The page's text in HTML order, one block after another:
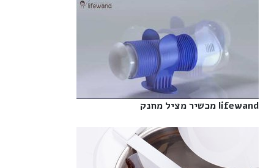
lifewand מכשיר מציל מחנק‎